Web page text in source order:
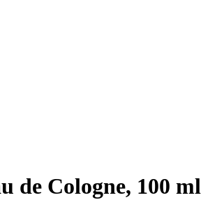
de Cologne, 100 ml